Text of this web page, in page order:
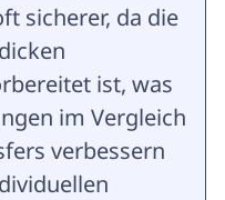
sicherer, da die
ist, was
im Vergleich
verbessern